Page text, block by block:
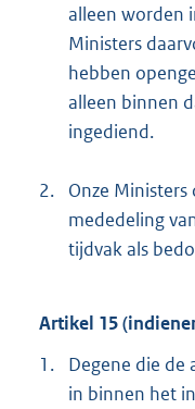
alleen worden
Ministers
hebben
alleen binnen
ingediend.
2.
Onze
mededeling
tijdvak als
Artikel 15
1.
Degene die de
in binnen het